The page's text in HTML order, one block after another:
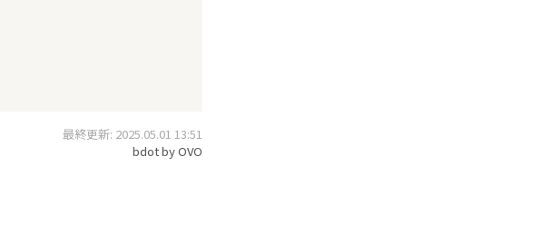
最終更新: 2025.05.01 13:51
bdot by OVO